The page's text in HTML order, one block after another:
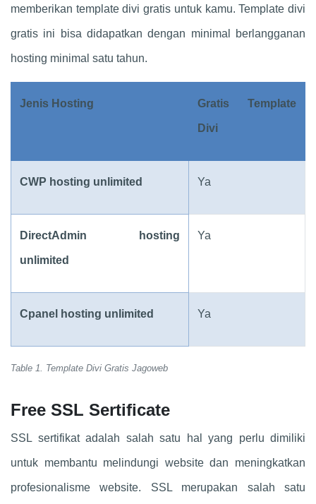
memberikan template divi gratis untuk kamu. Template divi
gratis ini bisa didapatkan dengan minimal berlangganan
hosting minimal satu tahun.
Table 1. Template Divi Gratis Jagoweb
Jenis Hosting Gratis Template
Divi
CWP hosting unlimited Ya
DirectAdmin hosting
unlimited
Ya
Cpanel hosting unlimited Ya
Free SSL Sertificate
SSL sertifikat adalah salah satu hal yang perlu dimiliki
untuk membantu melindungi website dan meningkatkan
profesionalisme website. SSL merupakan salah satu